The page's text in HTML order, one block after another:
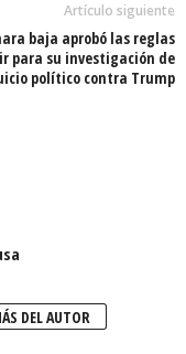
Artículo siguiente
baja aprobó las reglas
para su investigación de
político contra Trump
DEL AUTOR